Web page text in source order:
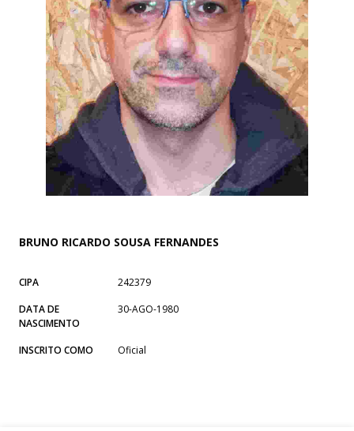
BRUNO RICARDO SOUSA FERNANDES
CIPA
242379
DATA DE
NASCIMENTO
30-AGO-1980
INSCRITO COMO Oficial